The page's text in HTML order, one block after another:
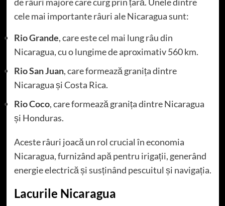
cele mai importante râuri ale Nicaragua sunt:
Rio Grande, care este cel mai lung râu din
Nicaragua, cu o lungime de aproximativ 560 km.
Rio San Juan, care formează granița dintre
Nicaragua și Costa Rica.
Rio Coco, care formează granița dintre Nicaragua
și Honduras.
Aceste râuri joacă un rol crucial în economia
Nicaragua, furnizând apă pentru irigații, generând
energie electrică și susținând pescuitul și navigația.
Lacurile Nicaragua